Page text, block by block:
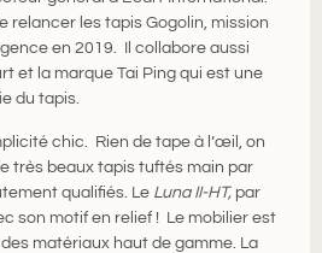
relancer les tapis Gogolin, mission
en 2019. Il collabore aussi
et la marque Tai Ping qui est une
du tapis.
chic. Rien de tape à l’œil, on
très beaux tapis tuftés main par
qualifiés. Le Luna II-HT, par
son motif en relief ! Le mobilier est
matériaux haut de gamme. La